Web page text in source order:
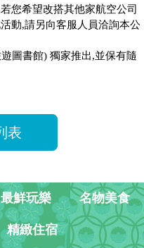
您希望改搭其他家航空公司
動,請另向客服人員洽詢本公
圖書館) 獨家推出,並保有隨
表
最鮮玩樂 名物美食
精緻住宿